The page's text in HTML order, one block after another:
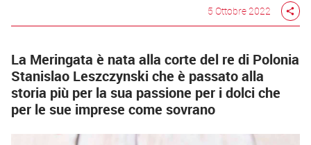
5 Ottobre 2022 share
La Meringata è nata alla corte del re di Polonia
Stanislao Leszczynski che è passato alla
storia più per la sua passione per i dolci che
per le sue imprese come sovrano